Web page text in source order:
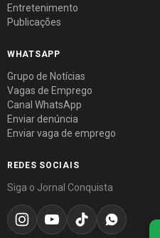
Entretenimento
Publicações
WHATSAPP
Grupo de Notícias
Vagas de Emprego
Canal WhatsApp
Enviar denúncia
Enviar vaga de emprego
REDES SOCIAIS
Siga o Jornal Conquista